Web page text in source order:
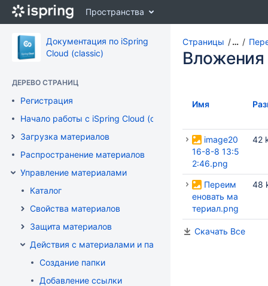
Перейти
содержимому
assistive.skiplink.to.breadcrumbs
assistive.skiplink.to.quick.search
Пространства
Документация по iSpring
Cloud (classic)
ДЕРЕВО СТРАНИЦ
Регистрация
Начало работы с iSpring Cloud (classic)
Загрузка материалов
Распространение материалов
Управление материалами
Каталог
Свойства материалов
Защита материалов
Действия с материалами и папками
Создание папки
Добавление ссылки
Страницы …
Вложения
Имя
image20
16-8-8 13:5
2:46.png
42
Переим
еновать ма
териал.png
48
Скачать Все